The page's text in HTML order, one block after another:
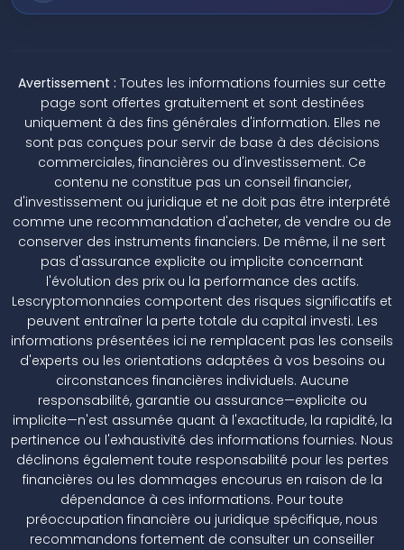
Avertissement : Toutes les informations fournies sur cette
page sont offertes gratuitement et sont destinées
uniquement à des fins générales d'information. Elles ne
sont pas conçues pour servir de base à des décisions
commerciales, financières ou d'investissement. Ce
contenu ne constitue pas un conseil financier,
d'investissement ou juridique et ne doit pas être interprété
comme une recommandation d'acheter, de vendre ou de
conserver des instruments financiers. De même, il ne sert
pas d'assurance explicite ou implicite concernant
l'évolution des prix ou la performance des actifs.
Lescryptomonnaies comportent des risques significatifs et
peuvent entraîner la perte totale du capital investi. Les
informations présentées ici ne remplacent pas les conseils
d'experts ou les orientations adaptées à vos besoins ou
circonstances financières individuels. Aucune
responsabilité, garantie ou assurance—explicite ou
implicite—n'est assumée quant à l'exactitude, la rapidité, la
pertinence ou l'exhaustivité des informations fournies. Nous
déclinons également toute responsabilité pour les pertes
financières ou les dommages encourus en raison de la
dépendance à ces informations. Pour toute
préoccupation financière ou juridique spécifique, nous
recommandons fortement de consulter un conseiller